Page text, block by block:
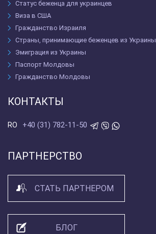
Статус беженца для украинцев
Виза в США
Гражданство Израиля
Страны, принимающие беженцев из Украины
Эмиграция из Украины
Паспорт Молдовы
Гражданство Молдовы
КОНТАКТЫ
RO +40 (31) 782-11-50
ПАРТНЕРСТВО
СТАТЬ ПАРТНЕРОМ
БЛОГ